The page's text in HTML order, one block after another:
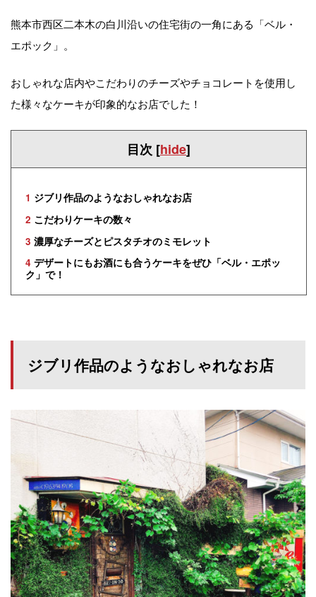
熊本市西区二本木の白川沿いの住宅街の一角にある「ベル・
エポック」。
おしゃれな店内やこだわりのチーズやチョコレートを使用し
た様々なケーキが印象的なお店でした！
目次 [hide]
1 ジブリ作品のようなおしゃれなお店
2 こだわりケーキの数々
3 濃厚なチーズとピスタチオのミモレット
4 デザートにもお酒にも合うケーキをぜひ「ベル・エポッ
ク」で！
ジブリ作品のようなおしゃれなお店